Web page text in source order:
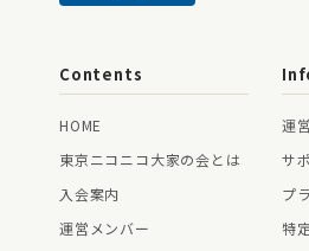
Contents
HOME
東京ニコニコ大家の会とは
入会案内
運営メンバー
運
サ
プ
特